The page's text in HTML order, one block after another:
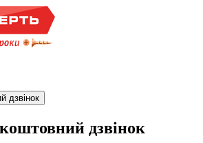
дзвінок
дзвінок